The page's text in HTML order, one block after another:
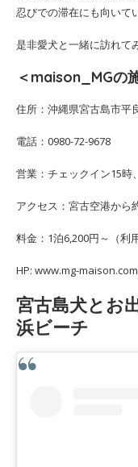
忍びでの滞在にも向いて
是非愛犬と一緒に訪れて
＜maison_MGの
住所：沖縄県宮古島市平
電話：0980-72-9678
営業：チェックイン15時
アクセス：宮古空港から
料金：1泊6,200円～（利
HP: www.mg-maison.com
宮古島犬とお
浜ビーチ